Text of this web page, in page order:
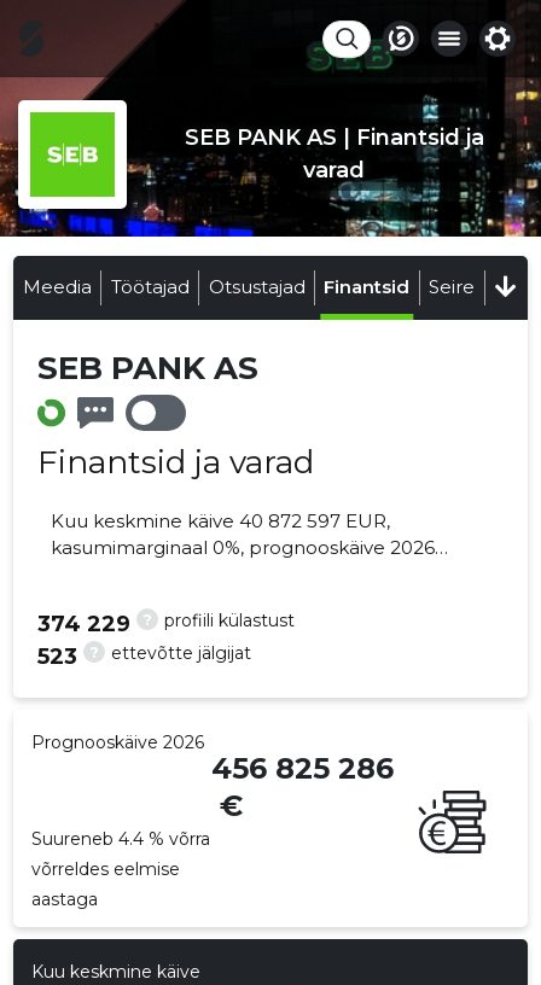
SEB PANK AS | Finantsid ja
varad
Meedia Töötajad Otsustajad Finantsid Seire
SEB PANK AS
Finantsid ja varad
Kuu keskmine käive 40 872 597 EUR,
kasumimarginaal 0%, prognooskäive 2026
? profiili külastust
374 229
? ettevõtte jälgijat
523
Prognooskäive 2026
456 825 286
€
Suureneb 4.4 % võrra
võrreldes eelmise
aastaga
Kuu keskmine käive